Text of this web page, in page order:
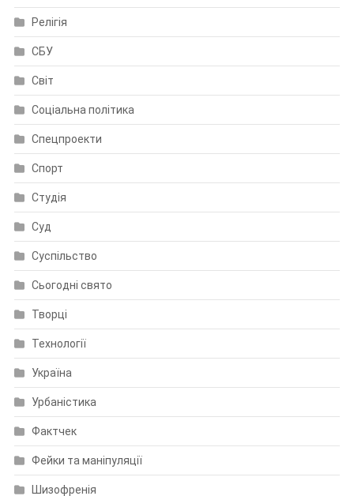
Релігія
СБУ
Світ
Соціальна політика
Спецпроекти
Спорт
Студія
Суд
Суспільство
Сьогодні свято
Творці
Технології
Україна
Урбаністика
Фактчек
Фейки та маніпуляції
Шизофренія